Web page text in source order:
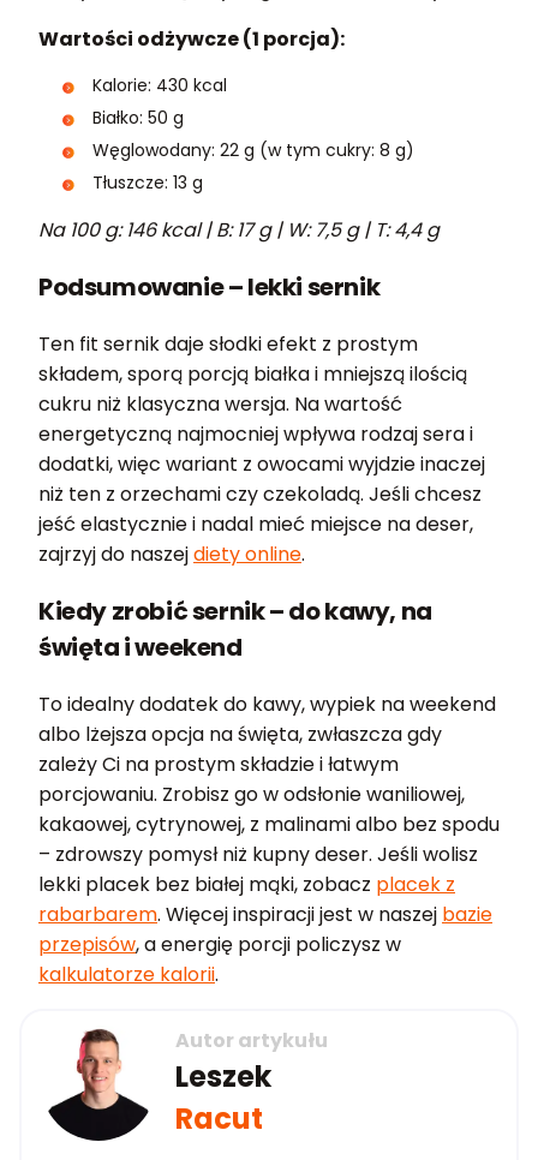
Wartości odżywcze (1 porcja):
Kalorie: 430 kcal
Białko: 50 g
Węglowodany: 22 g (w tym cukry: 8 g)
Tłuszcze: 13 g
Na 100 g: 146 kcal | B: 17 g | W: 7,5 g | T: 4,4 g
Podsumowanie – lekki sernik
Ten fit sernik daje słodki efekt z prostym
składem, sporą porcją białka i mniejszą ilością
cukru niż klasyczna wersja. Na wartość
energetyczną najmocniej wpływa rodzaj sera i
dodatki, więc wariant z owocami wyjdzie inaczej
niż ten z orzechami czy czekoladą. Jeśli chcesz
jeść elastycznie i nadal mieć miejsce na deser,
zajrzyj do naszejdiety online.
Kiedy zrobić sernik – do kawy, na
święta i weekend
To idealny dodatek do kawy, wypiek na weekend
albo lżejsza opcja na święta, zwłaszcza gdy
zależy Ci na prostym składzie i łatwym
porcjowaniu. Zrobisz go w odsłonie waniliowej,
kakaowej, cytrynowej, z malinami albo bez spodu
– zdrowszy pomysł niż kupny deser. Jeśli wolisz
lekki placek bez białej mąki, zobacz placek z
rabarbarem. Więcej inspiracji jest w naszej bazie
przepisów, a energię porcji policzysz w
kalkulatorze kalorii.
Autor artykułu
Leszek
Racut